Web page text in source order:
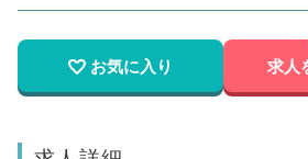
お気に入り 求人